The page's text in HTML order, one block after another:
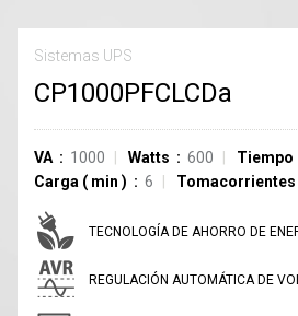
Sistemas UPS
CP1000PFCLCDa
VA 1000 Watts 600
Tiempo
Carga ( min ) 6 Tomacorrientes
TECNOLOGÍA DE AHORRO DE
REGULACIÓN AUTOMÁTICA DE